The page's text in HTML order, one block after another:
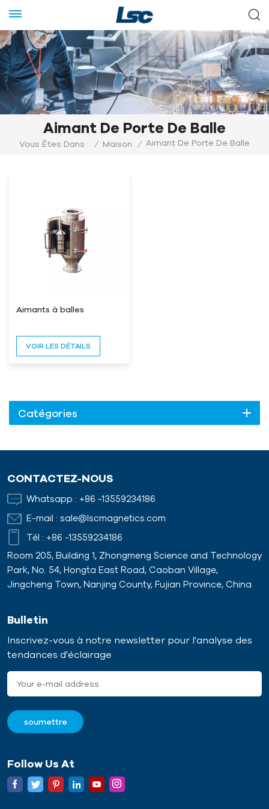
Aimant De Porte De Balle
Vous Êtes Dans : / Maison / Aimant De Porte De Balle
Aimants à balles
VOIR LES DÉTAILS
Catégories
CONTACTEZ-NOUS
Whatsapp : +86 -13559234186
E-mail : sale@lscmagnetics.com
Tél : +86 -13559234186
Room 205, Building 1, Zhongmeng Science and Technology
Park, No. 54, Hongta East Road, Caoban Village,
Jingcheng Town, Nanjing County, Fujian Province, China
Bulletin
Inscrivez-vous à notre newsletter pour l'analyse des
tendances d'éclairage
Follow Us At